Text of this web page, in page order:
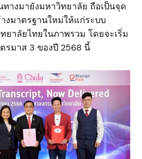
ทางมายังมหาวิทยาลัย ถือเป็นจุด
งมาตรฐานใหม่ให้แก่ระบบ
ยาลัยไทยในภาพรวม โดยจะเริ่ม
รมาส 3 ของปี 2568 นี้